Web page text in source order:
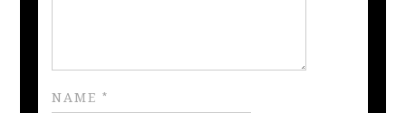
NAME*